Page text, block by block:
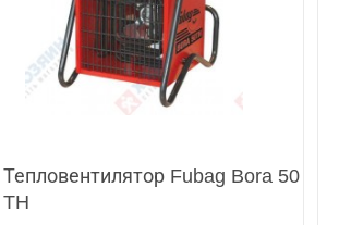
Тепловентилятор Fubag Bora 50
TH